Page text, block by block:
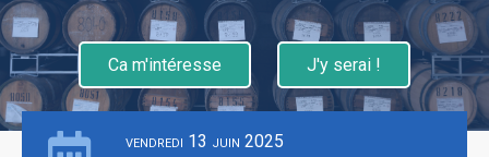
Ca m'intéresse J'y serai !
vendredi 13 juin 2025